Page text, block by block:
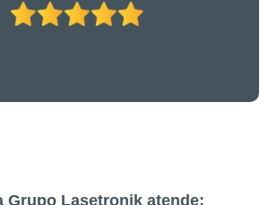
Grupo Lasetronik atende: